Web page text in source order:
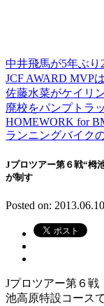
中井飛馬が5年ぶ
JCF AWARD MVP
佐藤水菜がケイリ
廃校をパンプトラ
HOMEWORK for
ランニングバイク
Jプロツアー第６戦“栂
が制す
Posted on: 2013.06.10
Jプロツアー第６
池高原特設コース